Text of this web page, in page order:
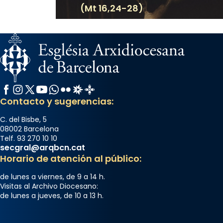
(Mt 16,24-28)
Facebook
Instagram
X / Twitter
YouTube
WhatsApp
FlickrRadio Estel
Catalunya Cristiana
Contacto y sugerencias:
C. del Bisbe, 5
08002 Barcelona
Telf. 93 270 10 10
secgral@arqbcn.cat
Horario de atención al público:
de lunes a viernes, de 9 a 14 h.
Visitas al Archivo Diocesano:
de lunes a jueves, de 10 a 13 h.